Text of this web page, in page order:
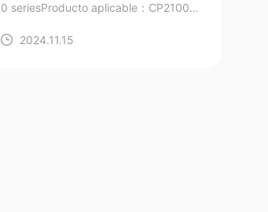
0 seriesProducto aplicable：CP2100D/
M2100DW/CM2100ADN/CM2100ADW
2024.11.15